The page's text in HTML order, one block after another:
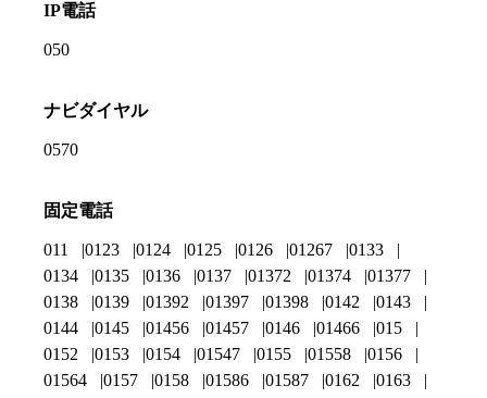
IP電話
050
ナビダイヤル
0570
固定電話
011 0123 0124 0125 0126 01267
0133
0134
0135 0136 0137 01372 01374
01377
0138
0139 01392 01397 01398 0142
0143
0144
0145 01456 01457 0146 01466
015
0152
0153 0154 01547 0155 01558
0156
01564
0157 0158 01586 01587 0162
0163